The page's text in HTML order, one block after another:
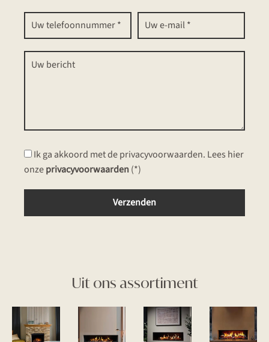
Ik ga akkoord met de privacyvoorwaarden. Lees hier
onzeprivacyvoorwaarden(*)
Uit ons assortiment